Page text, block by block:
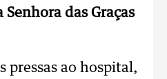
das Graças
pressas ao hospital,